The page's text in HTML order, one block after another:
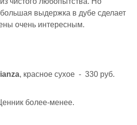
выдержка в дубе сделает
очень интересным.
, красное сухое - 330 руб.
более-менее.